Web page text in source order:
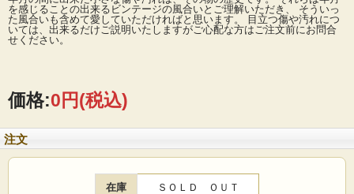
デンマークで見つけたヴィンテージのサラダサーバーです。しっかりとした太さ
があり安定感があります。どんなお料理にもぴったりくる万能サーバーですの
で、毎日の食卓で使っていただけるでしょう。
■年代 ：1960―1970年代
■コンディション：ステンレス部分に小キズ、擦れ、フォークの柄の先端が焦げて
を感じることの出来るビンテージの風合いとご理解いただき、 そういっ
た風合いも含めて愛していただければと思います。 目立つ傷や汚れにつ
いては、出来るだけご説明いたしますがご心配な方はご注文前にお問合
せください。
価格:0円(税込)
注文
在庫 ＳＯＬＤ ＯＵＴ